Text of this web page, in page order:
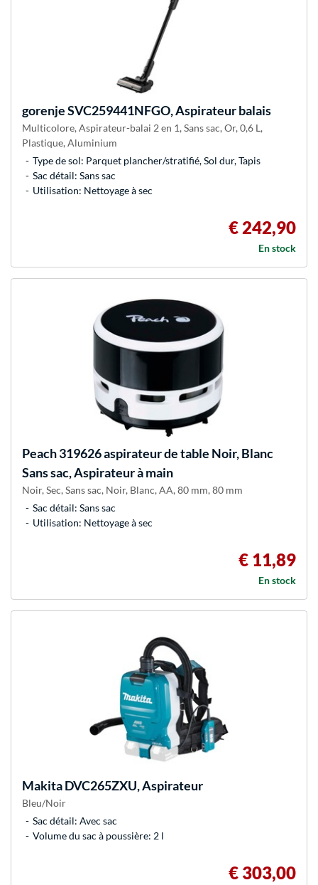
gorenjeSVC259441NFGO, Aspirateur balais
Multicolore, Aspirateur-balai 2 en 1, Sans sac, Or, 0,6 L,
Plastique, Aluminium
Type de sol: Parquet plancher/stratifié, Sol dur, Tapis
Sac détail: Sans sac
Utilisation: Nettoyage à sec
€ 242,90
En stock
Peach319626 aspirateur de table Noir, Blanc
Sans sac, Aspirateur à main
Noir, Sec, Sans sac, Noir, Blanc, AA, 80 mm, 80 mm
Sac détail: Sans sac
Utilisation: Nettoyage à sec
€ 11,89
En stock
MakitaDVC265ZXU, Aspirateur
Bleu/Noir
Sac détail: Avec sac
Volume du sac à poussière: 2 l
€ 303,00